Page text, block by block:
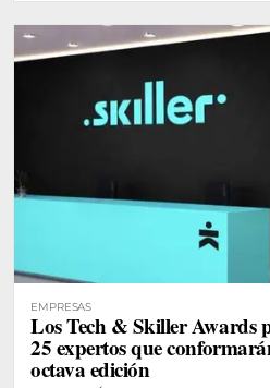
EMPRESAS
Los Tech & Skiller Awards
25 expertos que
octava edición